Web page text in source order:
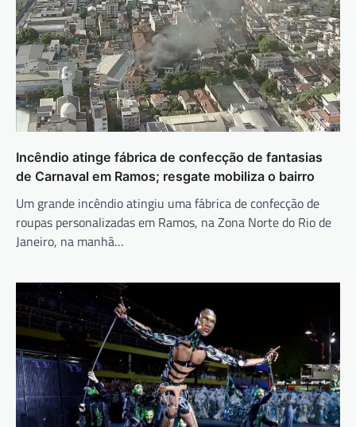
Incêndio atinge fábrica de confecção de fantasias
de Carnaval em Ramos; resgate mobiliza o bairro
Um grande incêndio atingiu uma fábrica de confecção de
roupas personalizadas em Ramos, na Zona Norte do Rio de
Janeiro, na manhã…